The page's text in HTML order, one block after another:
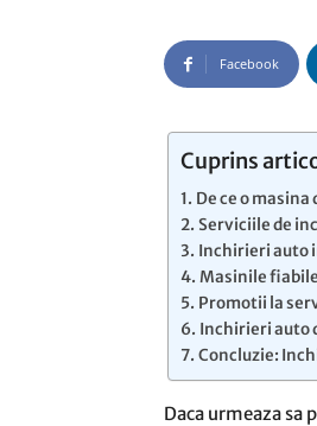
Facebook
Cuprins
De ce o
Serviciile de
Inchirieri auto
Masinile
Promotii la
Inchirieri auto
Concluzie:
Daca urmeaza